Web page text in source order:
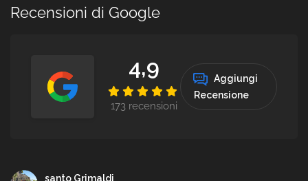
Recensioni di Google
4,9
173 recensioni
Aggiungi
Recensione
santo Grimaldi